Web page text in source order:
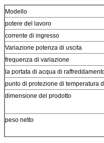
Modello
potere del lavoro
corrente di ingresso
Variazione potenza di uscita
frequenza di variazione
la portata di acqua di
punto di protezione di temperatura
dimensione del prodotto
peso netto